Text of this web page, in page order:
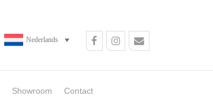
Nederlands
Showroom Contact